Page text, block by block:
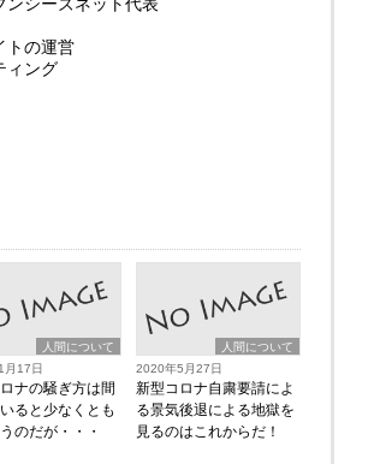
トの運営
ィング
人間について
月17日
ナの騒ぎ方は間
ると少なくとも
のだが・・・
人間について
2020年5月27日
新型コロナ自粛要請によ
る景気後退による地獄を
見るのはこれからだ！